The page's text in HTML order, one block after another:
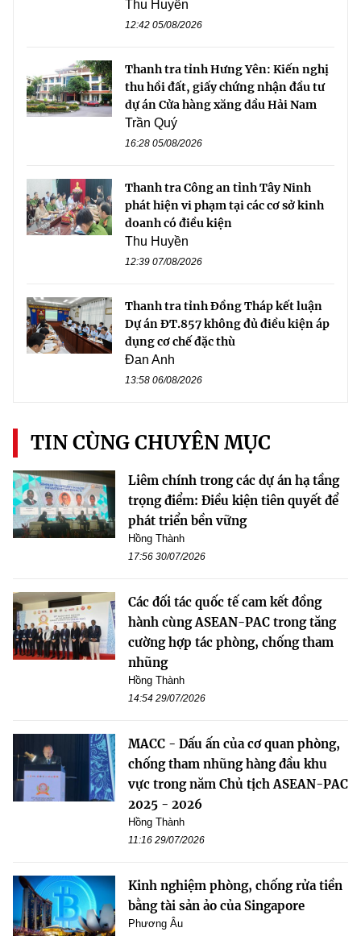
Thu Huyền
12:42 05/08/2026
Thanh tra tỉnh Hưng Yên: Kiến nghị
thu hồi đất, giấy chứng nhận đầu tư
dự án Cửa hàng xăng dầu Hải Nam
Trần Quý
16:28 05/08/2026
Thanh tra Công an tỉnh Tây Ninh
phát hiện vi phạm tại các cơ sở kinh
doanh có điều kiện
Thu Huyền
12:39 07/08/2026
Thanh tra tỉnh Đồng Tháp kết luận
Dự án ĐT.857 không đủ điều kiện áp
dụng cơ chế đặc thù
Đan Anh
13:58 06/08/2026
TIN CÙNG CHUYÊN MỤC
Liêm chính trong các dự án hạ tầng
trọng điểm: Điều kiện tiên quyết để
phát triển bền vững
Hồng Thành
17:56 30/07/2026
Các đối tác quốc tế cam kết đồng
hành cùng ASEAN-PAC trong tăng
cường hợp tác phòng, chống tham
nhũng
Hồng Thành
14:54 29/07/2026
MACC - Dấu ấn của cơ quan phòng,
chống tham nhũng hàng đầu khu
vực trong năm Chủ tịch ASEAN-PAC
2025 - 2026
Hồng Thành
11:16 29/07/2026
Kinh nghiệm phòng, chống rửa tiền
bằng tài sản ảo của Singapore
Phương Âu